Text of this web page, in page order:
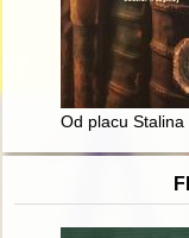
Od placu Stalina